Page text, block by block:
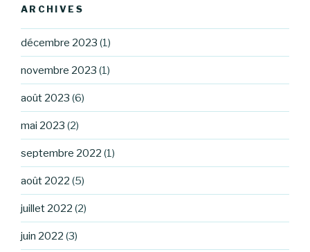
ARCHIVES
décembre 2023 (1)
novembre 2023 (1)
août 2023 (6)
mai 2023 (2)
septembre 2022 (1)
août 2022 (5)
juillet 2022 (2)
juin 2022 (3)